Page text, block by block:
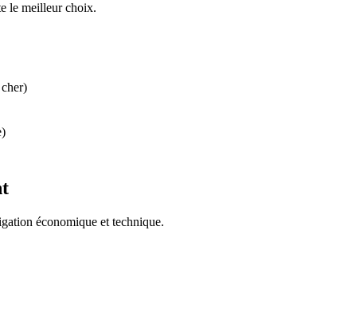
le meilleur choix.
économique et technique.